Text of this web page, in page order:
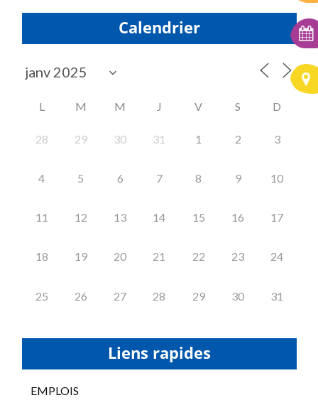
Calendrier
L M M J V S D
28 29 30 31 1 2 3
4 5 6 7 8 9 10
11 12 13 14 15 16 17
18 19 20 21 22 23 24
25 26 27 28 29 30 31
Liens rapides
EMPLOIS